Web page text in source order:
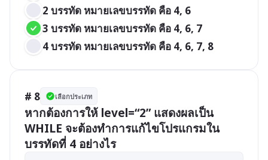
2 บรรทัด หมายเลขบรรทัด คือ 4, 6
3 บรรทัด หมายเลขบรรทัด คือ 4, 6, 7
4 บรรทัด หมายเลขบรรทัด คือ 4, 6, 7, 8
# 8 เลือกประเภท
หากต้องการให้ level=“2” แสดงผลเป็น
WHILE จะต้องทำการแก้ไขโปรแกรมใน
บรรทัดที่ 4 อย่างไร